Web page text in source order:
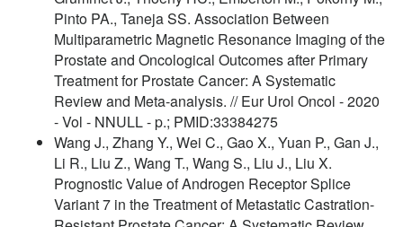
Pinto PA., Taneja SS. Association Between
Multiparametric Magnetic Resonance Imaging of the
Prostate and Oncological Outcomes after Primary
Treatment for Prostate Cancer: A Systematic
Review and Meta-analysis. // Eur Urol Oncol - 2020
- Vol - NNULL - p.; PMID:33384275
Wang J., Zhang Y., Wei C., Gao X., Yuan P., Gan J.,
Li R., Liu Z., Wang T., Wang S., Liu J., Liu X.
Prognostic Value of Androgen Receptor Splice
Variant 7 in the Treatment of Metastatic Castration-